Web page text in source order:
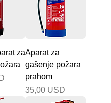
zaAparat za
gašenje požara
prahom
Cijena
35,00 USD